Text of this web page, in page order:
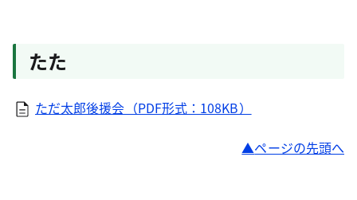
たた
ただ太郎後援会（PDF形式：108KB）
ページの先頭へ